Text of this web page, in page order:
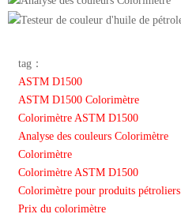
tag：
ASTM D1500
ASTM D1500 Colorimètre
Colorimètre ASTM D1500
Analyse des couleurs Colorimètre
Colorimètre
Colorimètre ASTM D1500
Colorimètre pour produits pétroliers
Prix du colorimètre